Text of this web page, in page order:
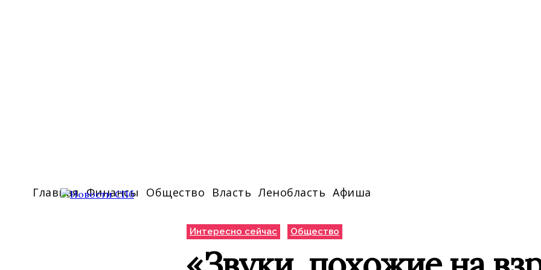
Главная Финансы Общество Власть Ленобласть Афиша
Интересно сейчас Общество